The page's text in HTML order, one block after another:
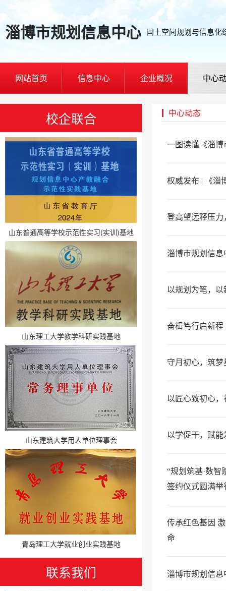
淄博市规划信息中心 国土空间规划与信息化
网站首页 信息中心 企业概况 中心
校企联合
山东普通高等学校示范性实习(实训)基地
山东理工大学教学科研实践基地
山东建筑大学用人单位理事会
青岛理工大学就业创业实践基地
联系我们
中心动态
一图读懂《淄博
权威发布 | 《淄
登高望远释压
淄博市规划信息
以规划为笔，
奋楫笃行启新程
守月初心，筑梦
以匠心致初心
以学促干，赋
“规划筑基·数智
签约仪式圆满举
传承红色基因
命
淄博市规划信息